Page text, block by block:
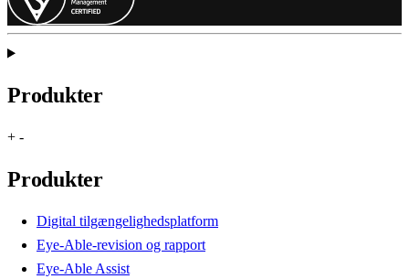
Produkter
+ -
Produkter
Digital tilgængelighedsplatform
Eye-Able-revision og rapport
Eye-Able Assist